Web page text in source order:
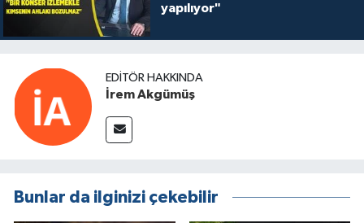
yapılıyor"
EDITÖR HAKKINDA
İrem Akgümüş
Bunlar da ilginizi çekebilir